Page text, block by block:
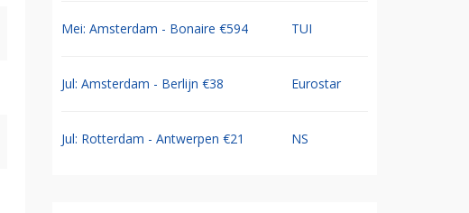
Mei: Amsterdam - Bonaire €594 TUI
Jul: Amsterdam - Berlijn €38 Eurostar
Jul: Rotterdam - Antwerpen €21 NS